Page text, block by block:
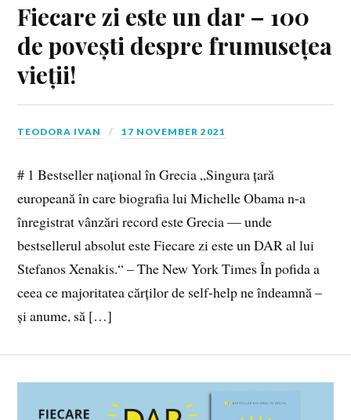
Fiecare zi este un dar – 100
de povești despre frumusețea
vieții!
TEODORA IVAN 17 NOVEMBER 2021
# 1 Bestseller național în Grecia „Singura țară
europeană în care biografia lui Michelle Obama n-a
înregistrat vânzări record este Grecia — unde
bestsellerul absolut este Fiecare zi este un DAR al lui
Stefanos Xenakis.“ – The New York Times În pofida a
ceea ce majoritatea cărților de self-help ne îndeamnă –
și anume, să […]